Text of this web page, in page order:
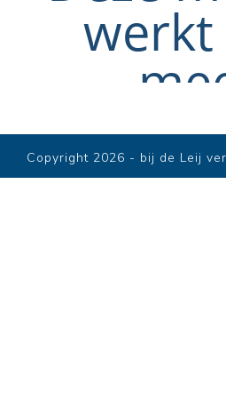
Copyright 2026 - bij de Leij